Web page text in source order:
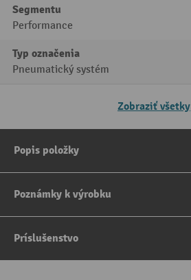
Segmentu
Performance
Typ označenia
Pneumatický systém
Zobraziť všetky
Popis položky
Poznámky k výrobku
Príslušenstvo